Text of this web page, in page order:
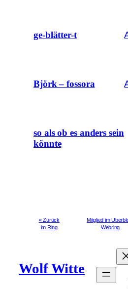
ge-blätter-t
Björk – fossora
so als ob es anders sein
könnte
« Zurück
im Ring
Mitglied im
Webring
Wolf Witte